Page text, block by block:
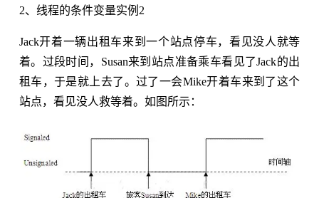
2、线程的条件变量实例2
Jack开着一辆出租车来到一个站点停车，看见没人就等
着。过段时间，Susan来到站点准备乘车看见了Jack的出
租车，于是就上去了。过了一会Mike开着车来到了这个
站点，看见没人救等着。如图所示：